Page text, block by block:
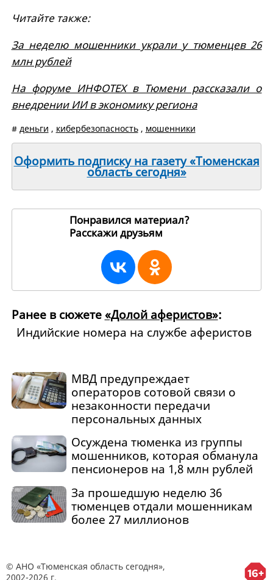
Читайте также:
За неделю мошенники украли у тюменцев 26
млн рублей
На форуме ИНФОТЕХ в Тюмени рассказали о
внедрении ИИ в экономику региона
# деньги , кибербезопасность, мошенники
Оформить подписку на газету «Тюменская
область сегодня»
Понравился материал?
Расскажи друзьям
Ранее в сюжете«Долой аферистов»:
Индийские номера на службе аферистов
МВД предупреждает
операторов сотовой связи о
незаконности передачи
персональных данных
Осуждена тюменка из группы
мошенников, которая обманула
пенсионеров на 1,8 млн рублей
За прошедшую неделю 36
тюменцев отдали мошенникам
более 27 миллионов
© АНО «Тюменская область сегодня»,
2002-2026 г.